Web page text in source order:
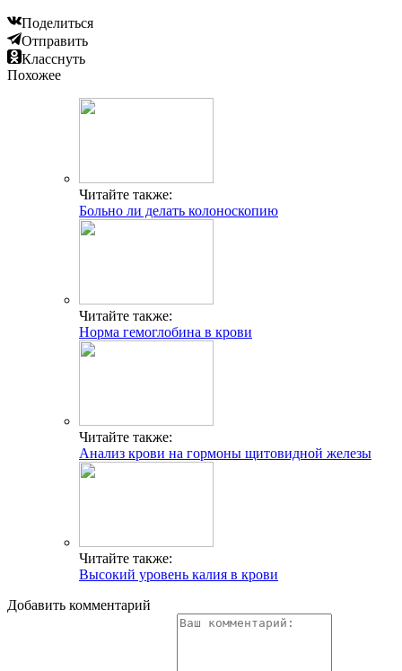
Поделиться
Отправить
Класснуть
Похожее
Читайте также:
Больно ли делать колоноскопию
Читайте также:
Норма гемоглобина в крови
Читайте также:
Анализ крови на гормоны щитовидной железы
Читайте также:
Высокий уровень калия в крови
Добавить комментарий